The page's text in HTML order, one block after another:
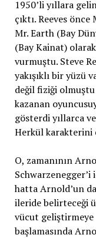
1950’li yıllara
çıktı. Reeves
Mr. Earth (Bay
(Bay Kainat)
vurmuştu. Steve
yakışıklı bir yüzü
değil fiziği
kazanan
gösterdi yıllarca
Herkül karakterini
O, zamanının
Schwarzenegger’i
hatta Arnold’un da
ileride belirteceği
vücut geliştirmeye
başlamasında